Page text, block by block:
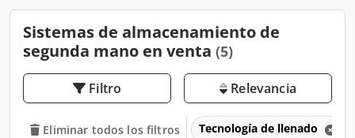
Sistemas de almacenamiento de
segunda mano en venta (5)
Filtro Relevancia
Eliminar todos los filtros Tecnología de llenado